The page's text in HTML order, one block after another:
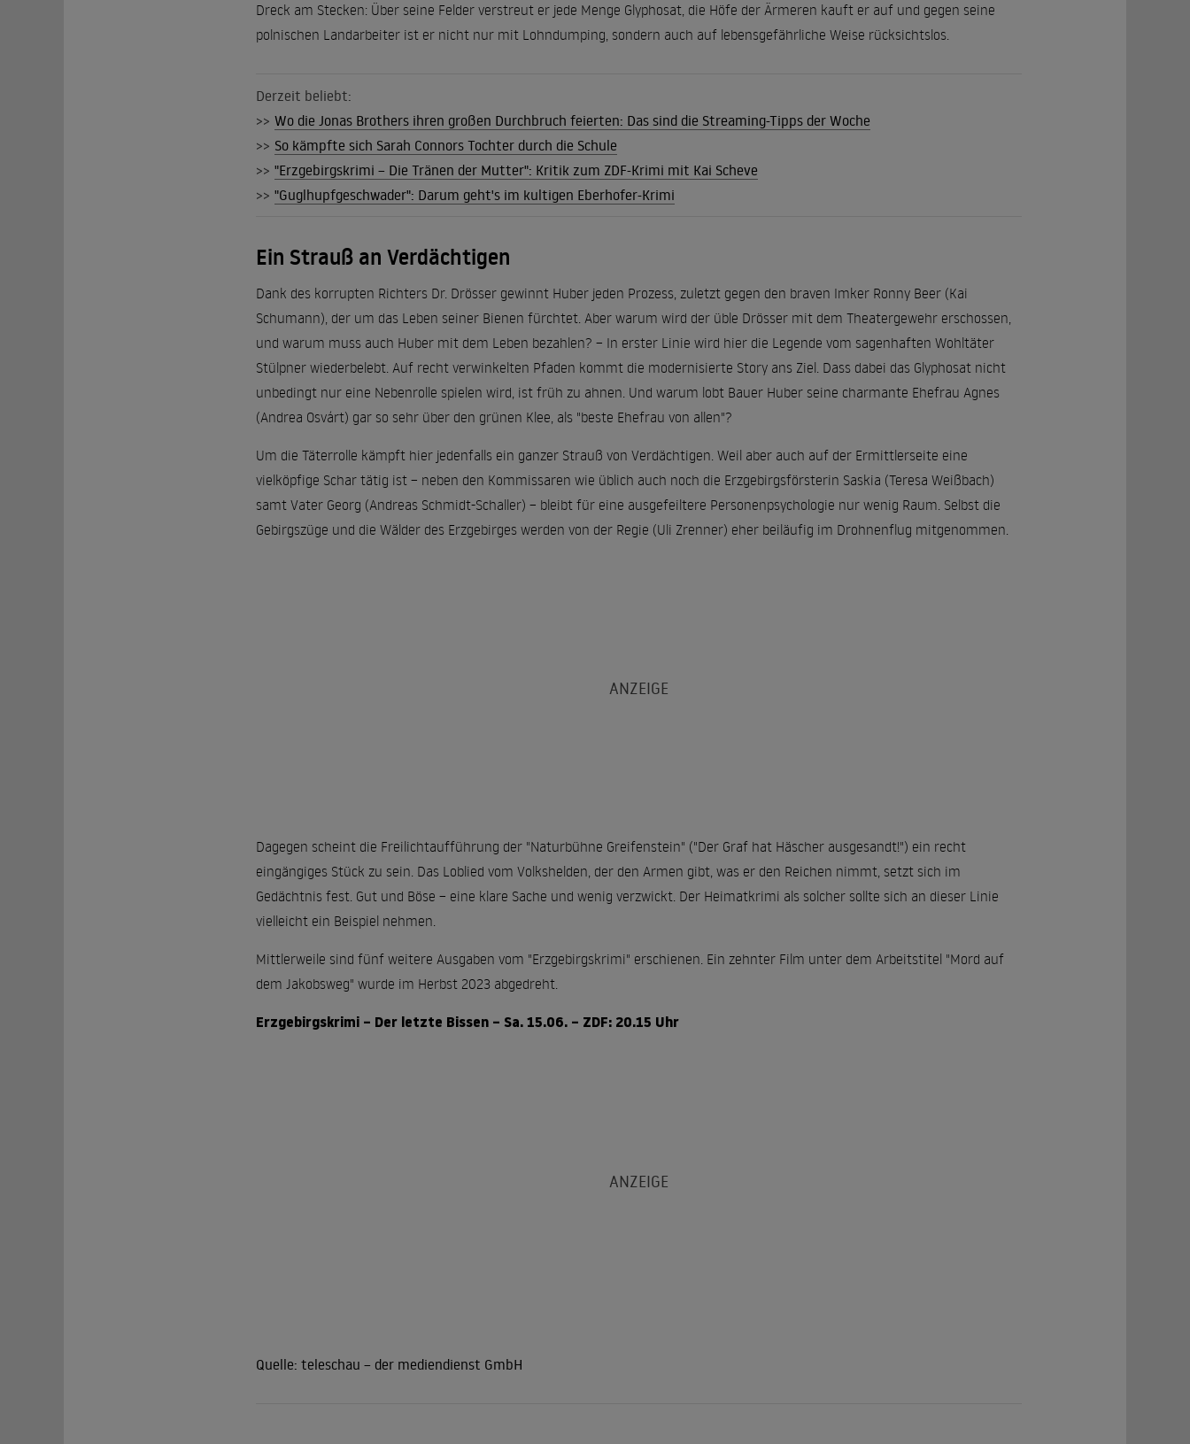
Dreck am Stecken: Über seine Felder verstreut er jede Menge Glyphosat, die Höfe der Ärmeren kauft er auf und gegen seine
polnischen Landarbeiter ist er nicht nur mit Lohndumping, sondern auch auf lebensgefährliche Weise rücksichtslos.
Derzeit beliebt:
>> Wo die Jonas Brothers ihren großen Durchbruch feierten: Das sind die Streaming-Tipps der Woche
>> So kämpfte sich Sarah Connors Tochter durch die Schule
>> "Erzgebirgskrimi – Die Tränen der Mutter": Kritik zum ZDF-Krimi mit Kai Scheve
>> "Guglhupfgeschwader": Darum geht's im kultigen Eberhofer-Krimi
Ein Strauß an Verdächtigen
Dank des korrupten Richters Dr. Drösser gewinnt Huber jeden Prozess, zuletzt gegen den braven Imker Ronny Beer (Kai
Schumann), der um das Leben seiner Bienen fürchtet. Aber warum wird der üble Drösser mit dem Theatergewehr erschossen,
und warum muss auch Huber mit dem Leben bezahlen? – In erster Linie wird hier die Legende vom sagenhaften Wohltäter
Stülpner wiederbelebt. Auf recht verwinkelten Pfaden kommt die modernisierte Story ans Ziel. Dass dabei das Glyphosat nicht
unbedingt nur eine Nebenrolle spielen wird, ist früh zu ahnen. Und warum lobt Bauer Huber seine charmante Ehefrau Agnes
(Andrea Osvárt) gar so sehr über den grünen Klee, als "beste Ehefrau von allen"?
Um die Täterrolle kämpft hier jedenfalls ein ganzer Strauß von Verdächtigen. Weil aber auch auf der Ermittlerseite eine
vielköpfige Schar tätig ist – neben den Kommissaren wie üblich auch noch die Erzgebirgsförsterin Saskia (Teresa Weißbach)
samt Vater Georg (Andreas Schmidt-Schaller) – bleibt für eine ausgefeiltere Personenpsychologie nur wenig Raum. Selbst die
Gebirgszüge und die Wälder des Erzgebirges werden von der Regie (Uli Zrenner) eher beiläufig im Drohnenflug mitgenommen.
Dagegen scheint die Freilichtaufführung der "Naturbühne Greifenstein" ("Der Graf hat Häscher ausgesandt!") ein recht
eingängiges Stück zu sein. Das Loblied vom Volkshelden, der den Armen gibt, was er den Reichen nimmt, setzt sich im
Gedächtnis fest. Gut und Böse – eine klare Sache und wenig verzwickt. Der Heimatkrimi als solcher sollte sich an dieser Linie
vielleicht ein Beispiel nehmen.
Mittlerweile sind fünf weitere Ausgaben vom "Erzgebirgskrimi" erschienen. Ein zehnter Film unter dem Arbeitstitel "Mord auf
dem Jakobsweg" wurde im Herbst 2023 abgedreht.
Erzgebirgskrimi – Der letzte Bissen – Sa. 15.06. – ZDF: 20.15 Uhr
Quelle: teleschau – der mediendienst GmbH